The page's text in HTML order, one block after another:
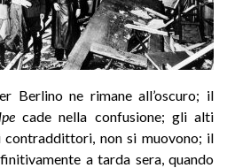
Berlino ne rimane all’oscuro; il
cade nella confusione; gli alti
contraddittori, non si muovono; il
a tarda sera, quando